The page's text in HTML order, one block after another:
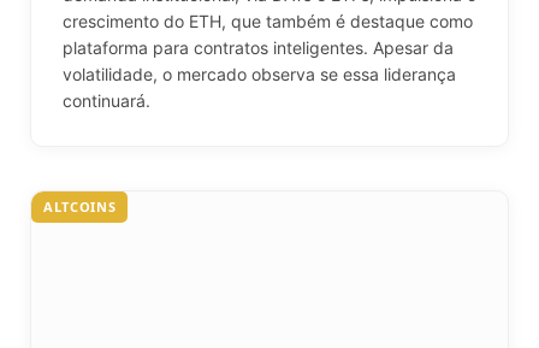
crescimento do ETH, que também é destaque como
plataforma para contratos inteligentes. Apesar da
volatilidade, o mercado observa se essa liderança
continuará.
ALTCOINS